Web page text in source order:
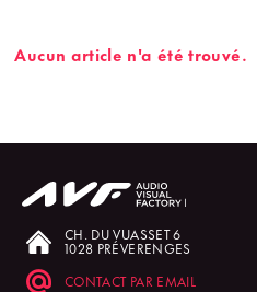
Aucun article n'a été trouvé.
CH. DU VUASSET 6
1028 PRÉVERENGES
CONTACT PAR EMAIL